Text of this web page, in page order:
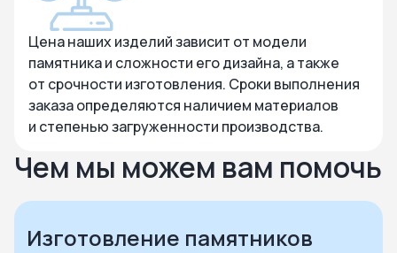
Цена наших изделий зависит от модели
памятника и сложности его дизайна, а также
от срочности изготовления. Сроки выполнения
заказа определяются наличием материалов
и степенью загруженности производства.
Чем мы можем вам помочь
Изготовление памятников